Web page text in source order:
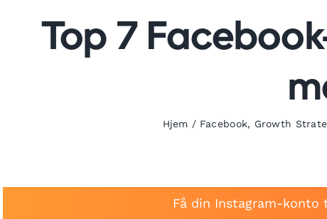
Top 7
Hjem / Facebook, Growth
Få din Instagram-konto